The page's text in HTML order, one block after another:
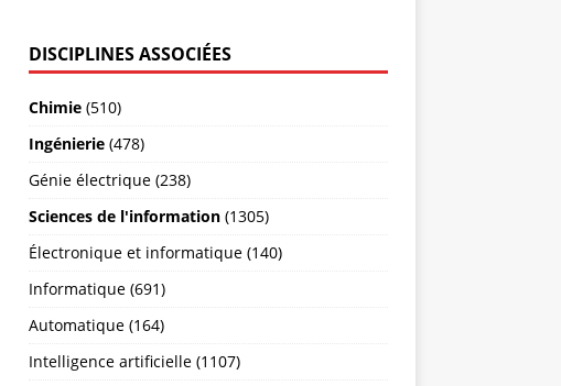
DISCIPLINES ASSOCIÉES
Chimie(510)
Ingénierie(478)
Génie électrique (238)
Sciences de l'information(1305)
Électronique et informatique (140)
Informatique (691)
Automatique (164)
Intelligence artificielle (1107)